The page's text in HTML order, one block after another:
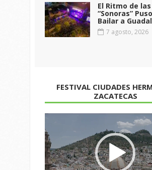
El Ritmo de las
“Sonoras”
Bailar a
7 agosto, 2026
FESTIVAL CIUDADES
ZACATECAS
de
vídeo